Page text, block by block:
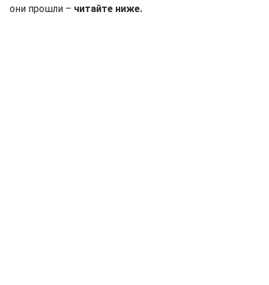
они прошли – читайте ниже.